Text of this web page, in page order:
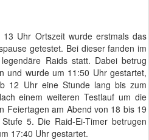
Uhr Ortszeit wurde erstmals das
getestet. Bei dieser fanden im
Raids statt. Dabei betrug
und wurde um 11:50 Uhr gestartet,
12 Uhr eine Stunde lang bis zum
einem weiteren Testlauf um die
Feiertagen am Abend von 18 bis 19
5. Die Raid-Ei-Timer betrugen
17:40 Uhr gestartet.